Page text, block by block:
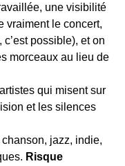
une visibilité
vraiment le concert,
possible), et on
morceaux au lieu de
qui misent sur
et les silences
chanson, jazz, indie,
Risque